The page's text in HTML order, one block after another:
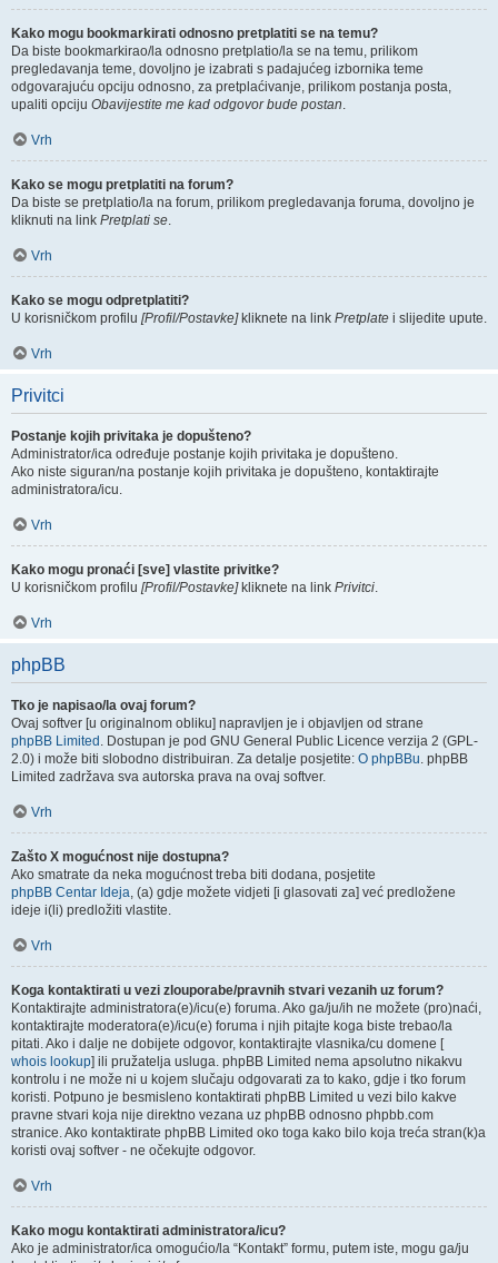
Kako mogu bookmarkirati odnosno pretplatiti se na temu?
Da biste bookmarkirao/la odnosno pretplatio/la se na temu, prilikom
pregledavanja teme, dovoljno je izabrati s padajućeg izbornika teme
odgovarajuću opciju odnosno, za pretplaćivanje, prilikom postanja posta,
upaliti opciju Obavijestite me kad odgovor bude postan.
Vrh
Kako se mogu pretplatiti na forum?
Da biste se pretplatio/la na forum, prilikom pregledavanja foruma, dovoljno je
kliknuti na link Pretplati se.
Vrh
Kako se mogu odpretplatiti?
U korisničkom profilu [Profil/Postavke]kliknete na link Pretplate i slijedite upute.
Vrh
Privitci
Postanje kojih privitaka je dopušteno?
Administrator/ica određuje postanje kojih privitaka je dopušteno.
Ako niste siguran/na postanje kojih privitaka je dopušteno, kontaktirajte
administratora/icu.
Vrh
Kako mogu pronaći [sve] vlastite privitke?
U korisničkom profilu [Profil/Postavke]kliknete na link Privitci.
Vrh
phpBB
Tko je napisao/la ovaj forum?
Ovaj softver [u originalnom obliku] napravljen je i objavljen od strane
phpBB Limited . Dostupan je pod GNU General Public Licence verzija 2 (GPL-
2.0) i može biti slobodno distribuiran. Za detalje posjetite: O phpBBu. phpBB
Limited zadržava sva autorska prava na ovaj softver.
Vrh
Zašto X mogućnost nije dostupna?
Ako smatrate da neka mogućnost treba biti dodana, posjetite
phpBB Centar Ideja, (a) gdje možete vidjeti [i glasovati za] već predložene
ideje i(li) predložiti vlastite.
Vrh
Koga kontaktirati u vezi zlouporabe/pravnih stvari vezanih uz forum?
Kontaktirajte administratora(e)/icu(e) foruma. Ako ga/ju/ih ne možete (pro)naći,
kontaktirajte moderatora(e)/icu(e) foruma i njih pitajte koga biste trebao/la
pitati. Ako i dalje ne dobijete odgovor, kontaktirajte vlasnika/cu domene [
whois lookup] ili pružatelja usluga. phpBB Limited nema apsolutno nikakvu
kontrolu i ne može ni u kojem slučaju odgovarati za to kako, gdje i tko forum
koristi. Potpuno je besmisleno kontaktirati phpBB Limited u vezi bilo kakve
pravne stvari koja nije direktno vezana uz phpBB odnosno phpbb.com
stranice. Ako kontaktirate phpBB Limited oko toga kako bilo koja treća stran(k)a
koristi ovaj softver - ne očekujte odgovor.
Vrh
Kako mogu kontaktirati administratora/icu?
Ako je administrator/ica omogućio/la “Kontakt” formu, putem iste, mogu ga/ju